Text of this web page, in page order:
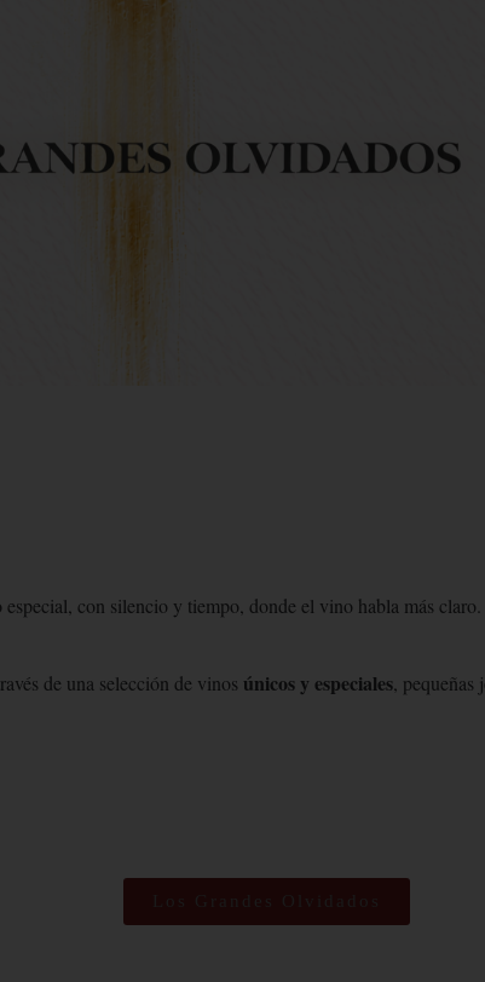
con silencio y tiempo, donde el vino habla más
de una selección de vinos únicos y especiales ,